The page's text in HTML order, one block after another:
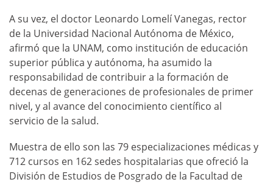
A su vez, el doctor Leonardo Lomelí Vanegas, rector
de la Universidad Nacional Autónoma de México,
afirmó que la UNAM, como institución de educación
superior pública y autónoma, ha asumido la
responsabilidad de contribuir a la formación de
decenas de generaciones de profesionales de primer
nivel, y al avance del conocimiento científico al
servicio de la salud.
Muestra de ello son las 79 especializaciones médicas y
712 cursos en 162 sedes hospitalarias que ofreció la
División de Estudios de Posgrado de la Facultad de